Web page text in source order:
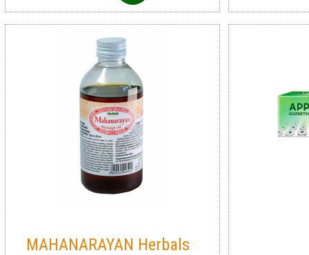
MAHANARAYAN Herbals